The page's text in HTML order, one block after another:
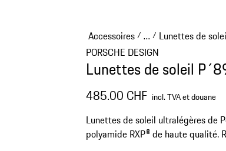
Accessoires/ …
Reveal collapsed
/ Lunettes de
PORSCHE DESIGN
Lunettes de soleil
485.00 CHF incl. TVA et douane
Lunettes de soleil ultralégères de
polyamide RXP® de haute qualité.